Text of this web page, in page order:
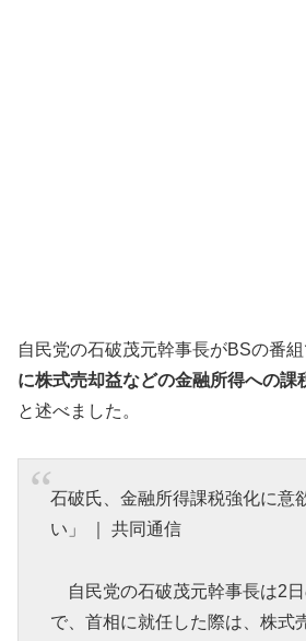
自民党の石破茂元幹事長がBSの番
に株式売却益などの金融所得への課
と述べました。
石破氏、金融所得課税強化に
い」 ｜ 共同通信
自民党の石破茂元幹事長は2
で、首相に就任した際は、株式